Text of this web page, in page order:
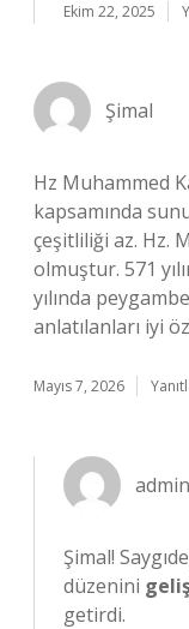
Ekim 22, 2025
Şimal
Hz Muhammed
kapsamında
çeşitliliği az. Hz.
olmuştur. 571
yılında
anlatılanları iyi
Mayıs 7, 2026
admin
Şimal!
düzenini
getirdi.